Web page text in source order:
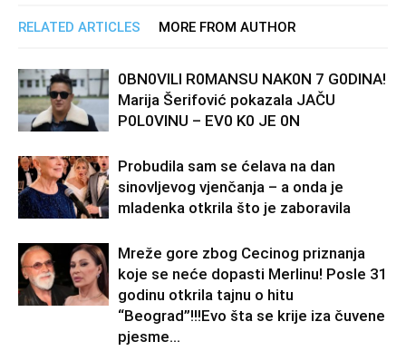
RELATED ARTICLES MORE FROM AUTHOR
0BN0VlLl R0MANSU NAK0N 7 G0DlNA!
Marija Šerifović pokazala JAČU
P0L0VINU – EV0 K0 JE 0N
Probudila sam se ćelava na dan
sinovljevog vjenčanja – a onda je
mladenka otkrila što je zaboravila
Mreže gore zbog Cecinog priznanja
koje se neće dopasti Merlinu! Posle 31
godinu otkrila tajnu o hitu
“Beograd”!!!Evo šta se krije iza čuvene
pjesme...